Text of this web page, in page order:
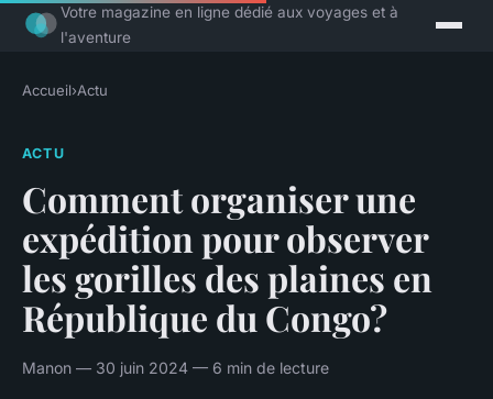
Votre magazine en ligne dédié aux voyages et à
l'aventure
Accueil›Actu
ACTU
Comment organiser une
expédition pour observer
les gorilles des plaines en
République du Congo?
Manon — 30 juin 2024 — 6 min de lecture